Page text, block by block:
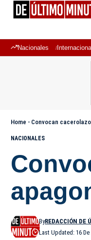
Nacionales
Home - Convocan
NACIONALES
Last Updated: 16
ByREDACCIÓN DE